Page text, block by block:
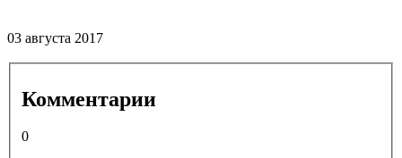
03 августа 2017
Комментарии
0